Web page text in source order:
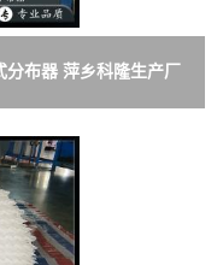
布器 萍乡科隆生产厂